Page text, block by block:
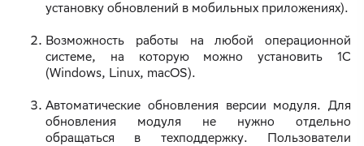
установку обновлений в мобильных приложениях).
Возможность работы на любой операционной
системе, на которую можно установить 1С
(Windows, Linux, macOS).
Автоматические обновления версии модуля. Для
обновления модуля не нужно отдельно
обращаться в техподдержку. Пользователи